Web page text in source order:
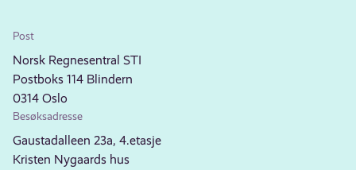
Post
Norsk Regnesentral STI
Postboks 114 Blindern
0314 Oslo
Besøksadresse
Gaustadalleen 23a, 4.etasje
Kristen Nygaards hus